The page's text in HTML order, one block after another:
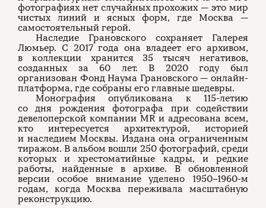
фотографиях нет случайных прохожих — это мир
чистых линий и ясных форм, где Москва —
самостоятельный герой.
Наследие Грановского сохраняет Галерея
Люмьер. С 2017 года она владеет его архивом,
в коллекции хранится 35 тысяч негативов,
созданных за 60 лет. В 2020 году был
организован Фонд Наума Грановского — онлайн-
платформа, где собраны его главные шедевры.
Монография опубликована к 115-летию
со дня рождения фотографа при содействии
девелоперской компании MR и адресована всем,
кто интересуется архитектурой, историей
и наследием Москвы. Издана она ограниченным
тиражом. В альбом вошли 250 фотографий, среди
которых и хрестоматийные кадры, и редкие
работы, найденные в архиве. В обновленной
версии особое внимание уделено 1950–1960-м
годам, когда Москва переживала масштабную
реконструкцию.